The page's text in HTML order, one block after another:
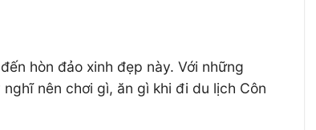
hòn đảo xinh đẹp này. Với những
nên chơi gì, ăn gì khi đi du lịch Côn